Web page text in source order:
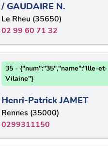
/ GAUDAIRE N.
Le Rheu (35650)
02 99 60 71 32
35 - {"num":"35","name":"Ille-et-
Vilaine"}
Henri-Patrick JAMET
Rennes (35000)
0299311150